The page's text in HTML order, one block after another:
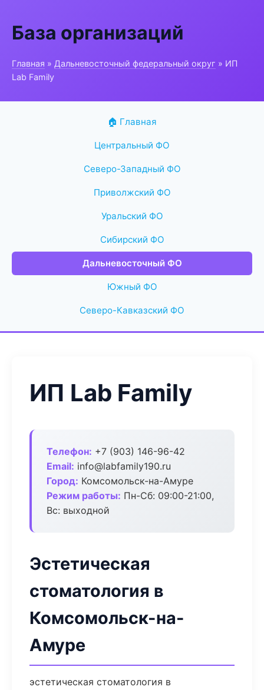
База организаций
Главная » Дальневосточный федеральный округ » ИП
Lab Family
🏠 Главная
Центральный ФО
Северо-Западный ФО
Приволжский ФО
Уральский ФО
Сибирский ФО
Дальневосточный ФО
Южный ФО
Северо-Кавказский ФО
ИП Lab Family
Телефон: +7 (903) 146-96-42
Email: info@labfamily190.ru
Город: Комсомольск-на-Амуре
Режим работы: Пн-Сб: 09:00-21:00,
Вс: выходной
Эстетическая
стоматология в
Комсомольск-на-
Амуре
эстетическая стоматология в